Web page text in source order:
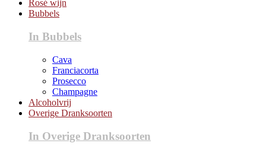
Rosé wijn
Bubbels
In Bubbels
Cava
Franciacorta
Prosecco
Champagne
Alcoholvrij
Overige Dranksoorten
In Overige Dranksoorten